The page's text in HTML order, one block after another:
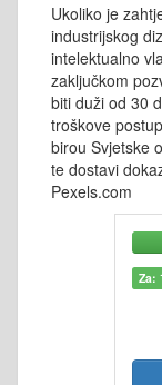
Ukoliko je
industrijskog
intelektualno
zaključkom
biti duži od 30
troškove
birou Svjetske
te dostavi
Pexels.com
Za: